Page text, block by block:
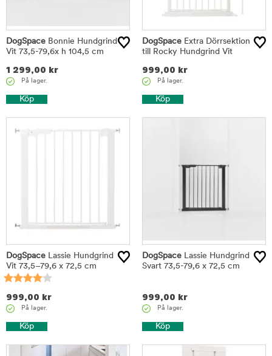
DogSpace Bonnie Hundgrind
Vit 73,5-79,6x h 104,5 cm
1 299,00 kr
På lager.
Köp
DogSpace Extra Dörrsektion
till Rocky Hundgrind Vit
999,00 kr
På lager.
Köp
DogSpace Lassie Hundgrind
Vit 73,5–79,6 x 72,5 cm
999,00 kr
På lager.
Köp
DogSpace Lassie Hundgrind
Svart 73,5-79,6 x 72,5 cm
999,00 kr
På lager.
Köp